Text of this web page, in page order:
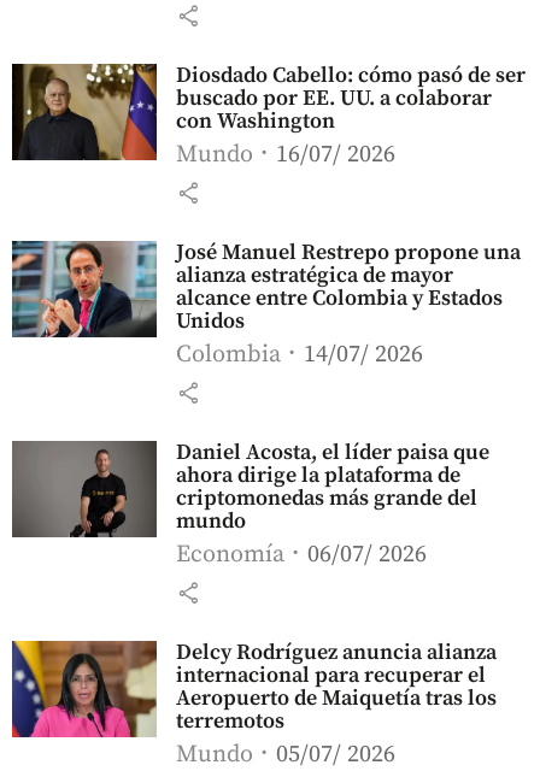
share
Diosdado Cabello: cómo pasó de ser
buscado por EE. UU. a colaborar
con Washington
Mundo 16/07/ 2026
share
José Manuel Restrepo propone una
alianza estratégica de mayor
alcance entre Colombia y Estados
Unidos
Colombia 14/07/ 2026
share
Daniel Acosta, el líder paisa que
ahora dirige la plataforma de
criptomonedas más grande del
mundo
Economía 06/07/ 2026
share
Delcy Rodríguez anuncia alianza
internacional para recuperar el
Aeropuerto de Maiquetía tras los
terremotos
Mundo 05/07/ 2026